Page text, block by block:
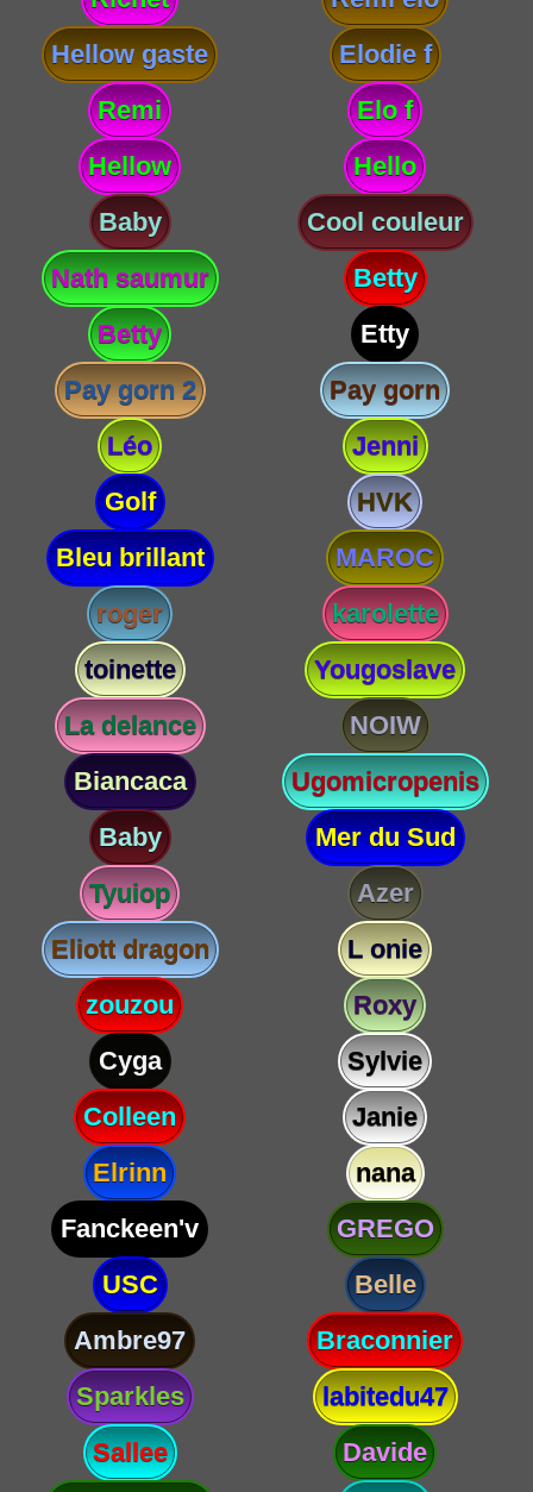
Hellow gaste
Elodie f
Remi
Elo f
Hellow
Hello
Baby
Cool couleur
Nath saumur
Betty
Betty
Etty
Pay gorn 2
Pay gorn
Léo
Jenni
Golf
HVK
Bleu brillant
MAROC
roger
karolette
toinette
Yougoslave
La delance
NOIW
Biancaca
Ugomicropenis
Baby
Mer du Sud
Tyuiop
Azer
Eliott dragon
L onie
zouzou
Roxy
Cyga
Sylvie
Colleen
Janie
Elrinn
nana
Fanckeen'v
GREGO
USC
Belle
Ambre97
Braconnier
Sparkles
labitedu47
Sallee
Davide